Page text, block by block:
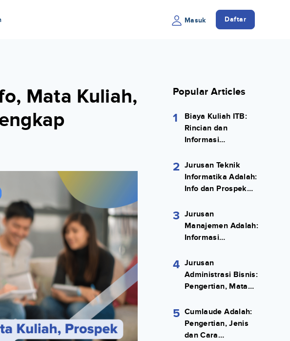
Masuk Daftar
Mata Kuliah,
Popular Articles
1
Biaya Kuliah ITB:
Rincian dan
Informasi
2 Jurusan Teknik
Informatika Adalah:
Info dan Prospek
3 Jurusan
Manajemen Adalah:
Informasi
4 Jurusan
Administrasi Bisnis:
Pengertian, Mata
Kerja Lengkap
5 Cumlaude Adalah:
Pengertian, Jenis
dan Cara